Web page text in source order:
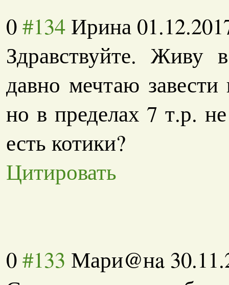
0#134 Ирина
Здравствуйте. Живу
давно мечтаю
но в пределах 7 т.р.
есть котики?
Цитировать
0#133 Мари@нa